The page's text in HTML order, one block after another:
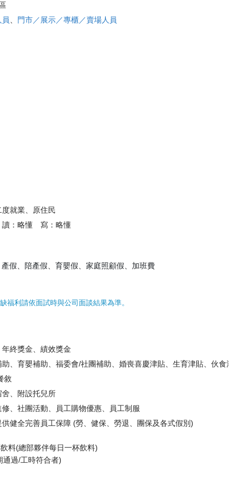
門市／展示／專櫃／賣場人員
就業、原住民
：略懂 寫：略懂
假、陪產假、育嬰假、家庭照顧假、加班費
福利請依面試時與公司面談結果為準。
終獎金、績效獎金
、育嬰補助、福委會/社團補助、婚喪喜慶津貼、生育津貼、伙
敘
、附設托兒所
、社團活動、員工購物優惠、員工制服
健全完善員工保障 (勞、健保、勞退、團保及各式假別)
料(總部夥伴每日一杯飲料)
通過/工時符合者)